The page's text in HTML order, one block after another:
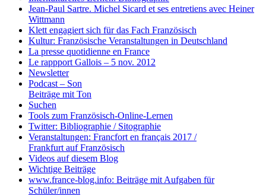
Jean-Paul Sartre. Michel Sicard et ses entretiens avec Heiner
Wittmann
Klett engagiert sich für das Fach Französisch
Kultur: Französische Veranstaltungen in Deutschland
La presse quotidienne en France
Le rappport Gallois – 5 nov. 2012
Newsletter
Podcast – Son
Beiträge mit Ton
Suchen
Tools zum Französisch-Online-Lernen
Twitter: Bibliographie / Sitographie
Veranstaltungen: Francfort en français 2017 /
Frankfurt auf Französisch
Videos auf diesem Blog
Wichtige Beiträge
www.france-blog.info: Beiträge mit Aufgaben für
Schüler/innen